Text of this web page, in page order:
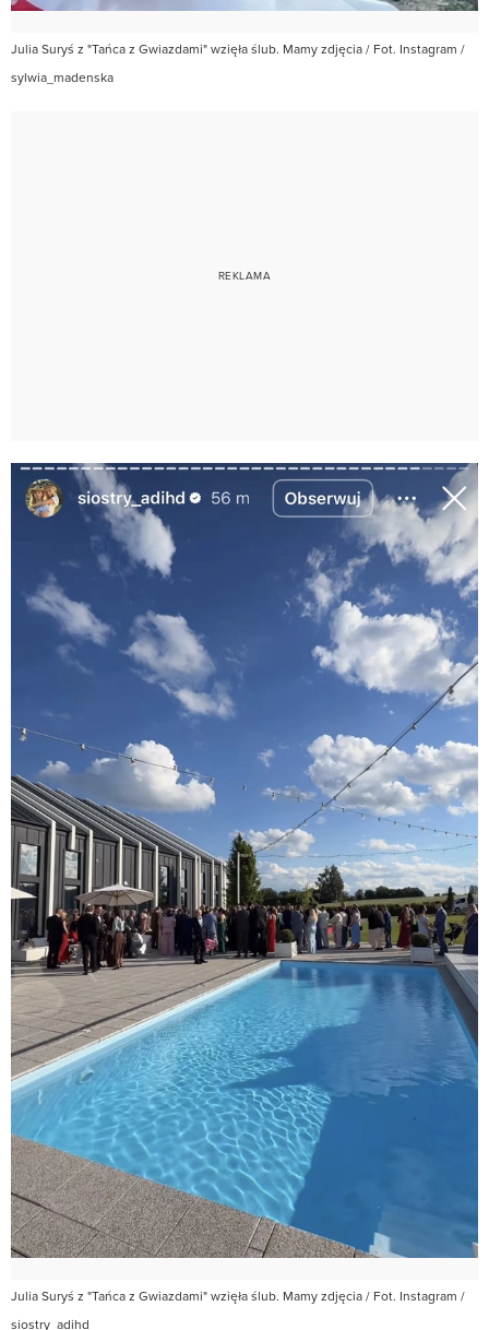
Julia Suryś z "Tańca z Gwiazdami" wzięła ślub. Mamy zdjęcia / Fot. Instagram /
sylwia_madenska
Julia Suryś z "Tańca z Gwiazdami" wzięła ślub. Mamy zdjęcia / Fot. Instagram /
siostry_adihd